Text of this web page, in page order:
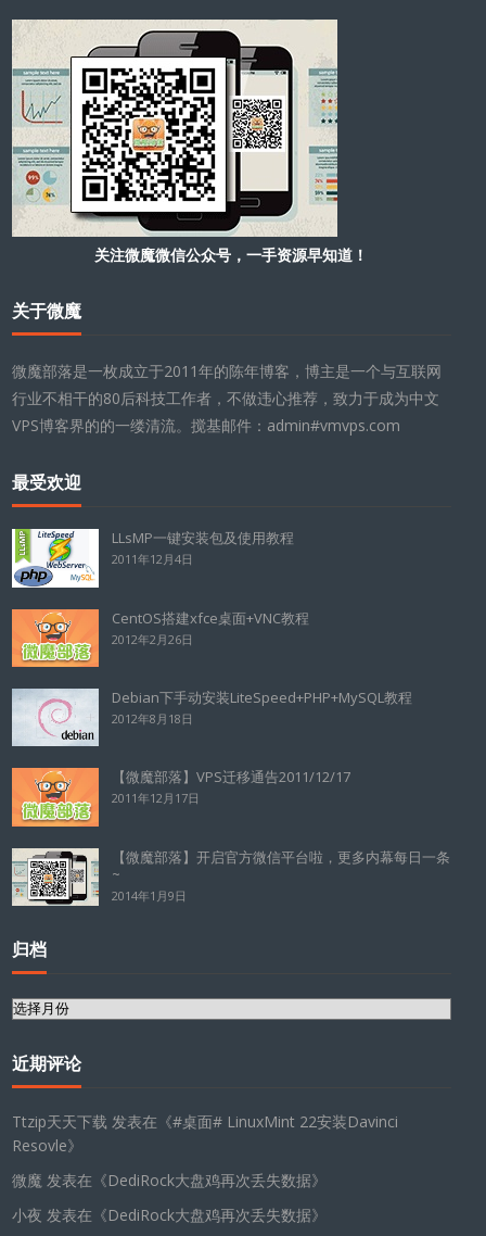
关注微魔微信公众号，一手资源早知道！
关于微魔
微魔部落是一枚成立于2011年的陈年博客，博主是一个与互联网
行业不相干的80后科技工作者，不做违心推荐，致力于成为中文
VPS博客界的的一缕清流。搅基邮件：admin#vmvps.com
最受欢迎
LLsMP一键安装包及使用教程
2011年12月4日
CentOS搭建xfce桌面+VNC教程
2012年2月26日
Debian下手动安装LiteSpeed+PHP+MySQL教程
2012年8月18日
【微魔部落】VPS迁移通告2011/12/17
2011年12月17日
【微魔部落】开启官方微信平台啦，更多内幕每日一条
~
2014年1月9日
归档
归
近期评论
Ttzip天天下载 发表在《#桌面# LinuxMint 22安装Davinci
Resovle》
微魔 发表在《DediRock大盘鸡再次丢失数据》
小夜 发表在《DediRock大盘鸡再次丢失数据》